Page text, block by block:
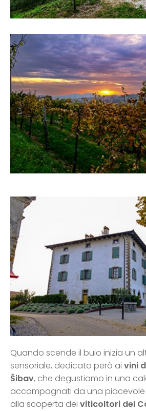
Quando scende il buio inizia un
sensoriale, dedicato però ai vini
Šibav, che degustiamo in una
accompagnati da una
alla scoperta dei viticoltori del